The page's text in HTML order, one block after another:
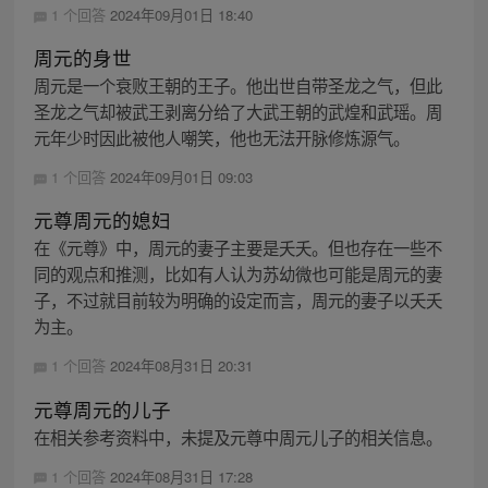
1 个回答 2024年09月01日 18:40
周元的身世
周元是一个衰败王朝的王子。他出世自带圣龙之气，但此
圣龙之气却被武王剥离分给了大武王朝的武煌和武瑶。周
元年少时因此被他人嘲笑，他也无法开脉修炼源气。
1 个回答 2024年09月01日 09:03
元尊周元的媳妇
在《元尊》中，周元的妻子主要是夭夭。但也存在一些不
同的观点和推测，比如有人认为苏幼微也可能是周元的妻
子，不过就目前较为明确的设定而言，周元的妻子以夭夭
为主。
1 个回答 2024年08月31日 20:31
元尊周元的儿子
在相关参考资料中，未提及元尊中周元儿子的相关信息。
1 个回答 2024年08月31日 17:28